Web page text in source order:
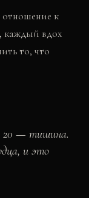
отношение к
каждый вдох
то, что
20 — тишина.
и это